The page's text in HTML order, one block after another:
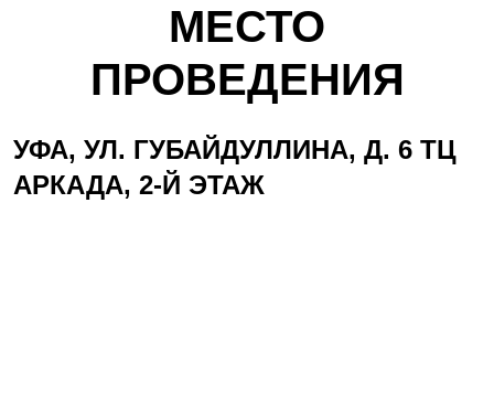
МЕСТО
ПРОВЕДЕНИЯ
УФА, УЛ. ГУБАЙДУЛЛИНА, Д. 6 ТЦ
АРКАДА, 2-Й ЭТАЖ